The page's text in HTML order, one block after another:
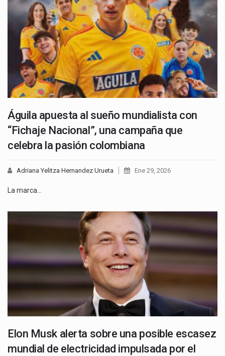
Águila apuesta al sueño mundialista con
“Fichaje Nacional”, una campaña que
celebra la pasión colombiana
Adriana Yelitza Hernandez Urueta Ene 29, 2026
La marca…
Elon Musk alerta sobre una posible escasez
mundial de electricidad impulsada por el